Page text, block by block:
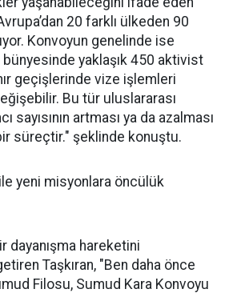
20 farklı ülkeden 90
Konvoyun genelinde ise
yaklaşık 450 aktivist
geçişlerinde vize işlemleri
Bu tür uluslararası
sayısının artması ya da azalması
süreçtir." şeklinde konuştu.
yeni misyonlara öncülük
dayanışma hareketini
Taşkıran, "Ben daha önce
Filosu, Sumud Kara Konvoyu